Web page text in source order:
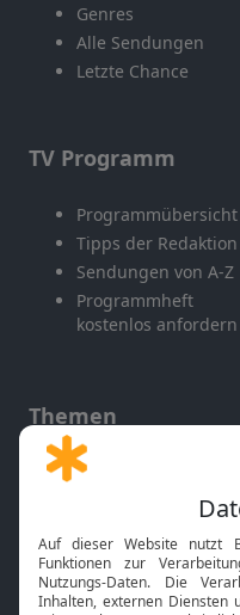
Genres
Alle Sendungen
Letzte Chance
TV Programm
Programmübersicht
Tipps der Redaktion
Sendungen von A-Z
Programmheft
kostenlos anfordern
Themen
Gott und Bibel erklärt
Neuigkeiten